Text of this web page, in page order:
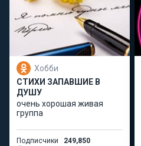
Хобби
СТИХИ ЗАПАВШИЕ В
ДУШУ
очень хорошая живая
группа
Подписчики
249,850